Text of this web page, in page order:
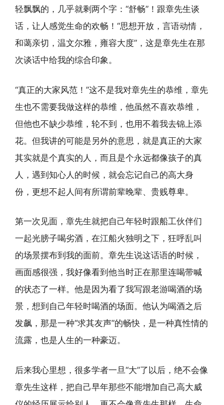
轻飘飘的，几乎就剩两个字：“舒畅”！跟章先生谈
话，让人感觉生命的欢畅！“思想开放，言语动情，
和蔼亲切，温文尔雅，雍容大度”，这是章先生在那
次谈话中给我的综合印象。
“真正的大家风范！”这不是我对章先生的恭维，章先
生也不需要我做这样的恭维，他虽然不喜欢恭维，
但他也不缺少恭维，轮不到，也用不着我去锦上添
花。但我讲的可能是另外的意思，就是真正的大家
其实就是个真实的人，而且是个永远都像孩子的真
人，遇到知心人的时候，就会忘记自己的高大身
份，更想不起人间有所谓前辈晚辈、贵贱尊卑。
第一次见面，章先生就把自己年轻时跟船工伙伴们
一起光膀子喝劣酒，在江船火独明之下，狂呼乱叫
的场景摆布到我的面前。章先生说这话语的时候，
画面感很强，我好像看到他当时正在那里连喝带喊
的状态了一样。他是因为看了我写跟老游喝酒的场
景，想到自己年轻时喝酒的场面。他认为喝酒之后
发飙，那是一种“求其友声”的畅快，是一种真性情的
流露，也是人生的一种豪迈。
后来我心里想，很多学者一旦“大”了以后，绝不会像
章先生这样，把自己早年那些不能增加自己高大威